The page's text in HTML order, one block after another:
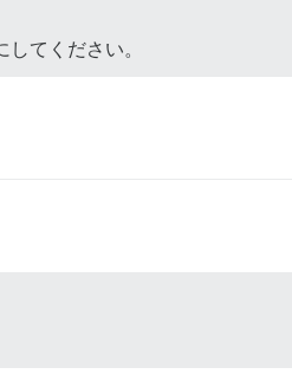
てください。